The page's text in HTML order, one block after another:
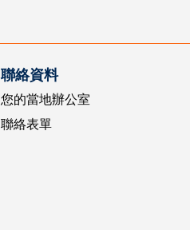
聯絡資料
您的當地辦公室
聯絡表單